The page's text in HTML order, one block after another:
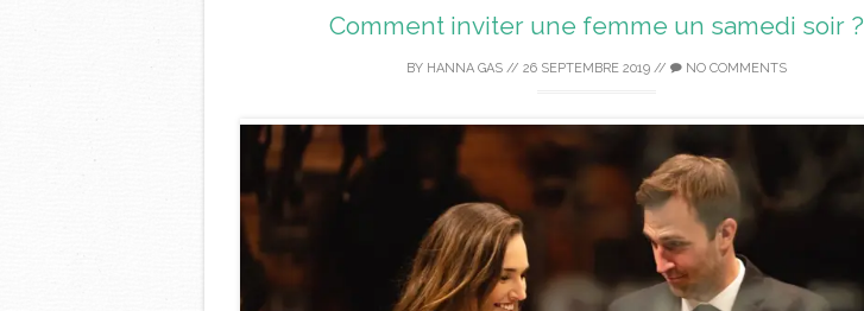
Comment inviter une femme un samedi soir ?
BY HANNA GAS // 26 SEPTEMBRE 2019 // NO COMMENTS